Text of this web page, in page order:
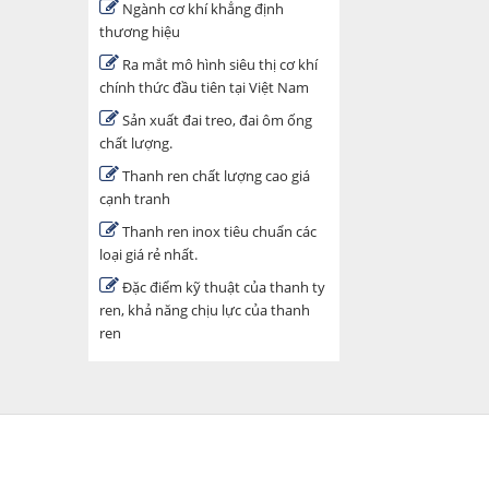
Ngành cơ khí khẳng định
thương hiệu
Ra mắt mô hình siêu thị cơ khí
chính thức đầu tiên tại Việt Nam
Sản xuất đai treo, đai ôm ống
chất lượng.
Thanh ren chất lượng cao giá
cạnh tranh
Thanh ren inox tiêu chuẩn các
loại giá rẻ nhất.
Đặc điểm kỹ thuật của thanh ty
ren, khả năng chịu lực của thanh
ren